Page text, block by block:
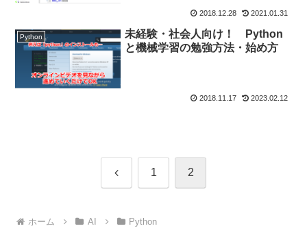
2018.12.28 2021.01.31
Python
未経験・社会人向け！ Python
と機械学習の勉強方法・始め方
2018.11.17 2023.02.12
前 1 2
ホーム AI Python